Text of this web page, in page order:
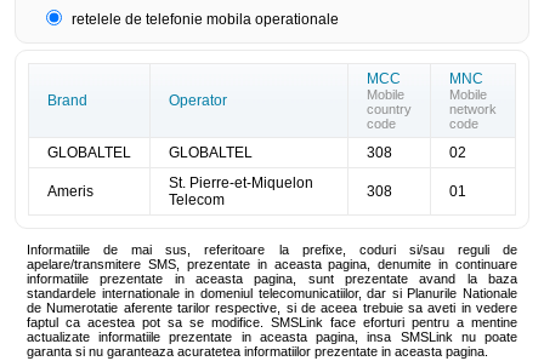
retelele de telefonie mobila operationale
Brand Operator
MCC
Mobile
country
code
MNC
Mobile
network
code
GLOBALTEL GLOBALTEL 308 02
Ameris
St. Pierre-et-Miquelon
Telecom
308 01
Informatiile de mai sus, referitoare la prefixe, coduri si/sau reguli de
apelare/transmitere SMS, prezentate in aceasta pagina, denumite in continuare
informatiile prezentate in aceasta pagina, sunt prezentate avand la baza
standardele internationale in domeniul telecomunicatiilor, dar si Planurile Nationale
de Numerotatie aferente tarilor respective, si de aceea trebuie sa aveti in vedere
faptul ca acestea pot sa se modifice. SMSLink face eforturi pentru a mentine
actualizate informatiile prezentate in aceasta pagina, insa SMSLink nu poate
garanta si nu garanteaza acuratetea informatiilor prezentate in aceasta pagina.